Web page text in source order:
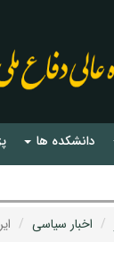
دانشکده ها
اخبار سیاسی